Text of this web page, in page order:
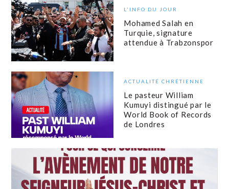
L'INFO DU JOUR
Mohamed Salah en
Turquie, signature
attendue à Trabzonspor
ACTUALITÉ CHRÉTIENNE
Le pasteur William
Kumuyi distingué par le
World Book of Records
de Londres